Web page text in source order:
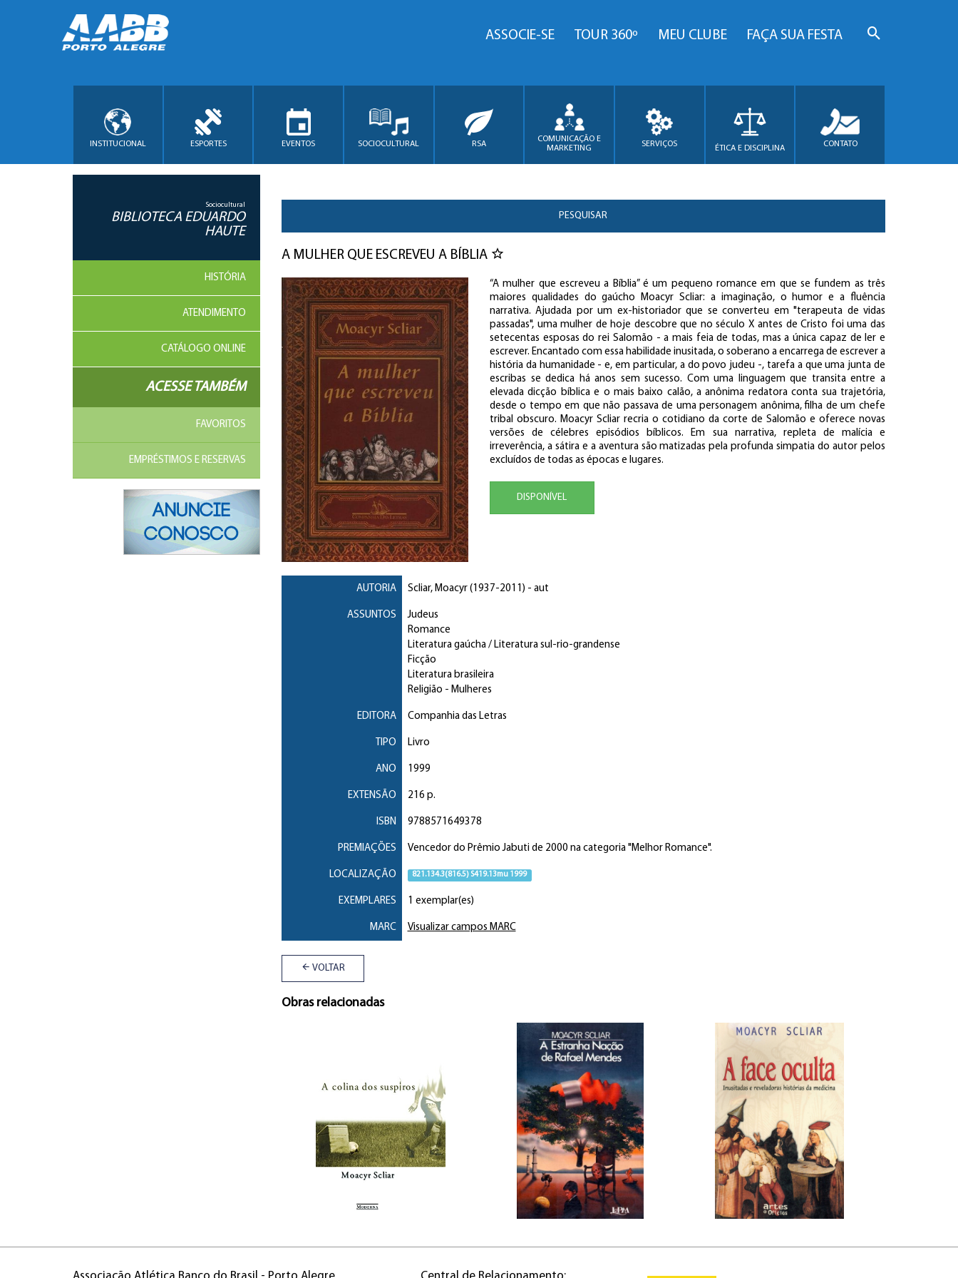
ASSOCIE-SE TOUR 360º MEU CLUBE FAÇA SUA FESTA
INSTITUCIONAL ESPORTES EVENTOS SOCIOCULTURAL RSA
COMUNICAÇÃO E
MARKETING
SERVIÇOS ÉTICA E DISCIPLINA CONTATO
Sociocultural
BIBLIOTECA EDUARDO
HAUTE
HISTÓRIA
ATENDIMENTO
CATÁLOGO ONLINE
ACESSE TAMBÉM
FAVORITOS
EMPRÉSTIMOS E RESERVAS
PESQUISAR
A MULHER QUE ESCREVEU A BÍBLIA
“A mulher que escreveu a Bíblia” é um pequeno romance em que se fundem as três
maiores qualidades do gaúcho Moacyr Scliar: a imaginação, o humor e a fluência
narrativa. Ajudada por um ex-historiador que se converteu em "terapeuta de vidas
passadas", uma mulher de hoje descobre que no século X antes de Cristo foi uma das
setecentas esposas do rei Salomão - a mais feia de todas, mas a única capaz de ler e
escrever. Encantado com essa habilidade inusitada, o soberano a encarrega de escrever a
história da humanidade - e, em particular, a do povo judeu -, tarefa a que uma junta de
escribas se dedica há anos sem sucesso. Com uma linguagem que transita entre a
elevada dicção bíblica e o mais baixo calão, a anônima redatora conta sua trajetória,
desde o tempo em que não passava de uma personagem anônima, filha de um chefe
tribal obscuro. Moacyr Scliar recria o cotidiano da corte de Salomão e oferece novas
versões de célebres episódios bíblicos. Em sua narrativa, repleta de malícia e
irreverência, a sátira e a aventura são matizadas pela profunda simpatia do autor pelos
excluídos de todas as épocas e lugares.
DISPONÍVEL
AUTORIA Scliar, Moacyr(1937-2011) - aut
ASSUNTOS
Judeus
Romance
Literatura gaúcha / Literatura sul-rio-grandense
Ficção
Literatura brasileira
Religião - Mulheres
EDITORA Companhia das Letras
TIPO Livro
ANO 1999
EXTENSÃO 216 p.
ISBN 9788571649378
PREMIAÇÕES Vencedor do Prêmio Jabuti de 2000 na categoria "Melhor Romance".
LOCALIZAÇÃO 821.134.3(816.5) S419.13mu 1999
EXEMPLARES 1 exemplar(es)
MARC Visualizar campos MARC
VOLTAR
Obras relacionadas